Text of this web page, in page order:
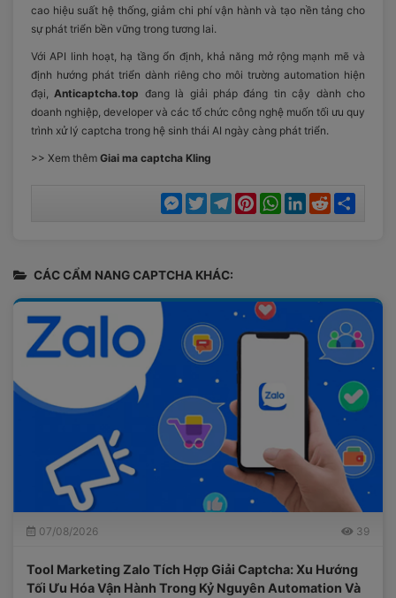
cao hiệu suất hệ thống, giảm chi phí vận hành và tạo nền tảng cho
sự phát triển bền vững trong tương lai.
Với API linh hoạt, hạ tầng ổn định, khả năng mở rộng mạnh mẽ và
định hướng phát triển dành riêng cho môi trường automation hiện
đại,Anticaptcha.top đang là giải pháp đáng tin cậy dành cho
doanh nghiệp, developer và các tổ chức công nghệ muốn tối ưu quy
trình xử lý captcha trong hệ sinh thái AI ngày càng phát triển.
>> Xem thêm Giai ma captcha Kling
Messenger
TwitterTelegramPinterestWhatsAppLinkedInReddit
CÁC CẨM NANG CAPTCHA KHÁC:
07/08/2026 39
Tool Marketing Zalo Tích Hợp Giải Captcha: Xu Hướng
Tối Ưu Hóa Vận Hành Trong Kỷ Nguyên Automation Và